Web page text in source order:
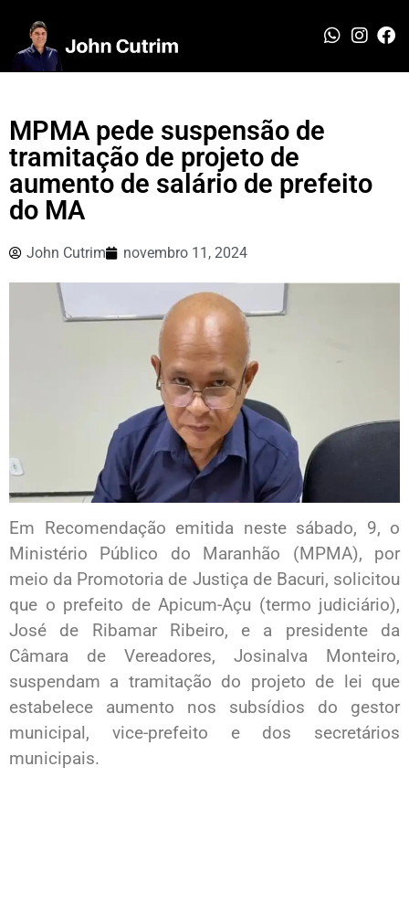
MPMA pede suspensão de
tramitação de projeto de
aumento de salário de prefeito
do MA
John Cutrim novembro 11, 2024
Em Recomendação emitida neste sábado, 9, o
Ministério Público do Maranhão (MPMA), por
meio da Promotoria de Justiça de Bacuri, solicitou
que o prefeito de Apicum-Açu (termo judiciário),
José de Ribamar Ribeiro, e a presidente da
Câmara de Vereadores, Josinalva Monteiro,
suspendam a tramitação do projeto de lei que
estabelece aumento nos subsídios do gestor
municipal, vice-prefeito e dos secretários
municipais.